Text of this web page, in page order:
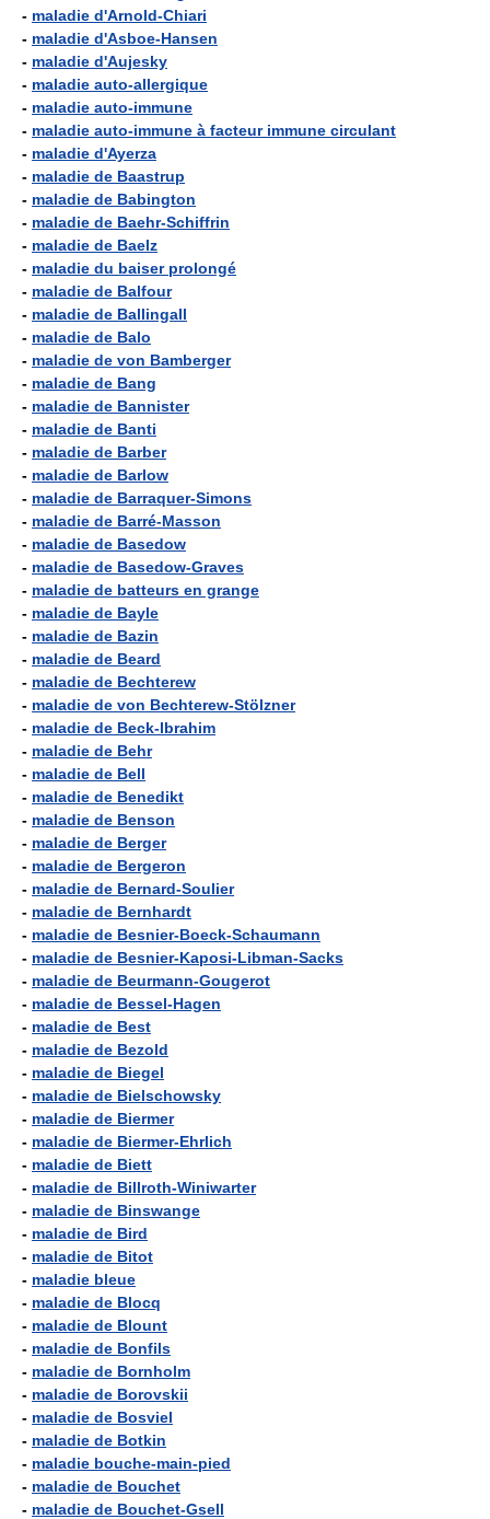
- maladie d'Arnold-Chiari
- maladie d'Asboe-Hansen
- maladie d'Aujesky
- maladie auto-allergique
- maladie auto-immune
- maladie auto-immune à facteur immune circulant
- maladie d'Ayerza
- maladie de Baastrup
- maladie de Babington
- maladie de Baehr-Schiffrin
- maladie de Baelz
- maladie du baiser prolongé
- maladie de Balfour
- maladie de Ballingall
- maladie de Balo
- maladie de von Bamberger
- maladie de Bang
- maladie de Bannister
- maladie de Banti
- maladie de Barber
- maladie de Barlow
- maladie de Barraquer-Simons
- maladie de Barré-Masson
- maladie de Basedow
- maladie de Basedow-Graves
- maladie de batteurs en grange
- maladie de Bayle
- maladie de Bazin
- maladie de Beard
- maladie de Bechterew
- maladie de von Bechterew-Stölzner
- maladie de Beck-lbrahim
- maladie de Behr
- maladie de Bell
- maladie de Benedikt
- maladie de Benson
- maladie de Berger
- maladie de Bergeron
- maladie de Bernard-Soulier
- maladie de Bernhardt
- maladie de Besnier-Boeck-Schaumann
- maladie de Besnier-Kaposi-Libman-Sacks
- maladie de Beurmann-Gougerot
- maladie de Bessel-Hagen
- maladie de Best
- maladie de Bezold
- maladie de Biegel
- maladie de Bielschowsky
- maladie de Biermer
- maladie de Biermer-Ehrlich
- maladie de Biett
- maladie de Billroth-Winiwarter
- maladie de Binswange
- maladie de Bird
- maladie de Bitot
- maladie bleue
- maladie de Blocq
- maladie de Blount
- maladie de Bonfils
- maladie de Bornholm
- maladie de Borovskii
- maladie de Bosviel
- maladie de Botkin
- maladie bouche-main-pied
- maladie de Bouchet
- maladie de Bouchet-Gsell